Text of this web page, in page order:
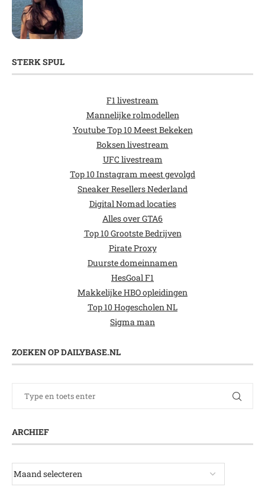
STERK SPUL
F1 livestream
Mannelijke rolmodellen
Youtube Top 10 Meest Bekeken
Boksen livestream
UFC livestream
Top 10 Instagram meest gevolgd
Sneaker Resellers Nederland
Digital Nomad locaties
Alles over GTA6
Top 10 Grootste Bedrijven
Pirate Proxy
Duurste domeinnamen
HesGoal F1
Makkelijke HBO opleidingen
Top 10 Hogescholen NL
Sigma man
ZOEKEN OP DAILYBASE.NL
ARCHIEF